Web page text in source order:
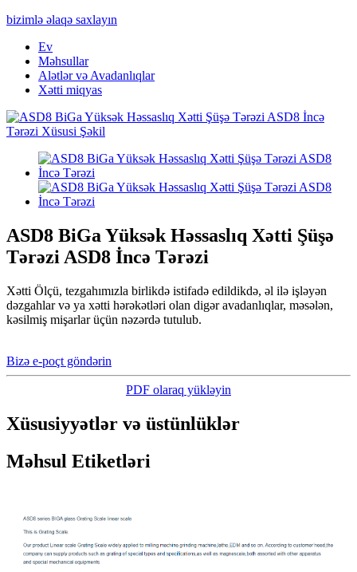
bizimlə əlaqə saxlayın
Ev
Məhsullar
Alətlər və Avadanlıqlar
Xətti miqyas
ASD8 BiGa Yüksək Həssaslıq Xətti Şüşə
Tərəzi ASD8 İncə Tərəzi
Xətti Ölçü, tezgahımızla birlikdə istifadə edildikdə, əl ilə işləyən
dəzgahlar və ya xətti hərəkətləri olan digər avadanlıqlar, məsələn,
kəsilmiş mişarlar üçün nəzərdə tutulub.
Bizə e-poçt göndərin
PDF olaraq yükləyin
Xüsusiyyətlər və üstünlüklər
Məhsul Etiketləri